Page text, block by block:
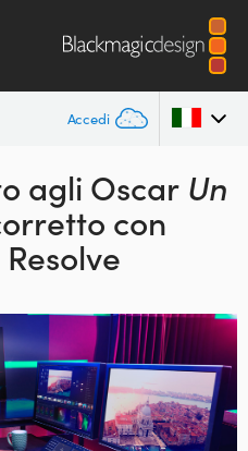
Accedi
agli Oscar Un
con